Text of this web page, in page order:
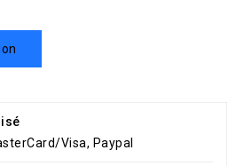
Visa, Paypal